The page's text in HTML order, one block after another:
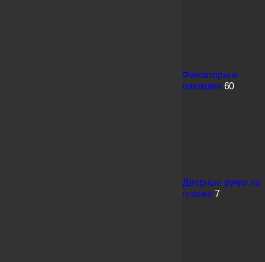
Фиксаторы и
накладки 60
Дверные ручки на
планке 7